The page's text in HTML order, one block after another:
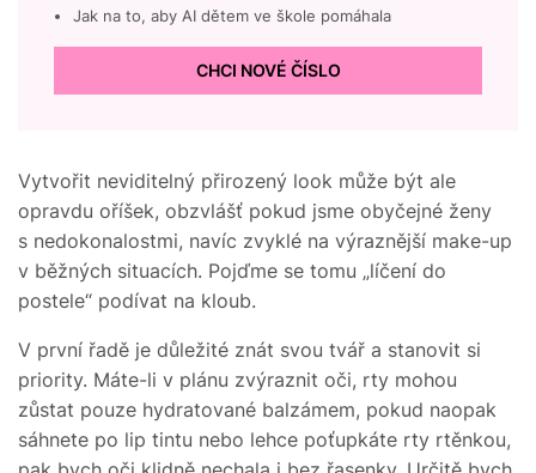
Jak na to, aby AI dětem ve škole pomáhala
CHCI NOVÉ ČÍSLO
Vytvořit neviditelný přirozený look může být ale
opravdu oříšek, obzvlášť pokud jsme obyčejné ženy
s nedokonalostmi, navíc zvyklé na výraznější make-up
v běžných situacích. Pojďme se tomu „líčení do
postele“ podívat na kloub.
V první řadě je důležité znát svou tvář a stanovit si
priority. Máte-li v plánu zvýraznit oči, rty mohou
zůstat pouze hydratované balzámem, pokud naopak
sáhnete po lip tintu nebo lehce poťupkáte rty rtěnkou,